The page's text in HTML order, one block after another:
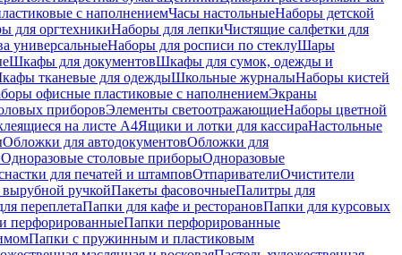
с наполнениемЧасы настольныеНаборы детской
для оргтехникиНаборы для лепкиЧистящие салфетки для
универсальныеНаборы для росписи по стеклуШары
Шкафы для документовШкафы для сумок, одежды и
тканевые для одеждыШкольные журналыНаборы кистей
офисные пластиковые с наполнениемЭкраны
приборовЭлементы светоотражающиеНаборы цветной
на листе А4Ящики и лотки для кассираНастольные
Обложки для автодокументовОбложки для
Одноразовые столовые приборыОдноразовые
для печатей и штамповОтпаривателиОчистители
ручкойПакеты фасовочныеПалитры для
переплетаПапки для кафе и ресторановПапки для курсовых
перфорированныеПапки перфорированные
Папки с пружинным и пластиковым